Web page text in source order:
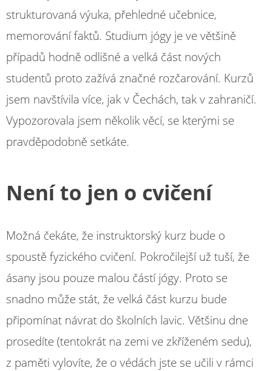
strukturovaná výuka, přehledné učebnice,
memorování faktů. Studium jógy je ve většině
případů hodně odlišné a velká část nových
studentů proto zažívá značné rozčarování. Kurzů
jsem navštívila více, jak v Čechách, tak v zahraničí.
Vypozorovala jsem několik věcí, se kterými se
pravděpodobně setkáte.
Není to jen o cvičení
Možná čekáte, že instruktorský kurz bude o
spoustě fyzického cvičení. Pokročilejší už tuší, že
ásany jsou pouze malou částí jógy. Proto se
snadno může stát, že velká část kurzu bude
připomínat návrat do školních lavic. Většinu dne
prosedíte (tentokrát na zemi ve zkříženém sedu),
z paměti vylovíte, že o védách jste se učili v rámci